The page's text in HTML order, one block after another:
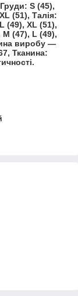
S (45),
(51), Талія:
(49), XL (51),
M (47), L (49),
виробу —
Тканина: